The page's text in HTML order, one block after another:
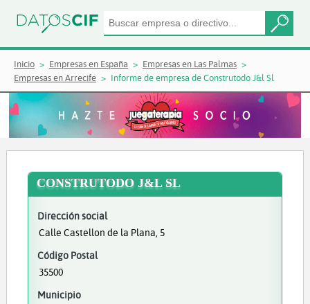
Inicio Empresas en España
Empresas en Las Palmas
Empresas en Arrecife
Informe de empresa de Construtodo J&l Sl
CONSTRUTODO J&L SL
Dirección social
Calle Castellon de la Plana, 5
Código Postal
35500
Municipio